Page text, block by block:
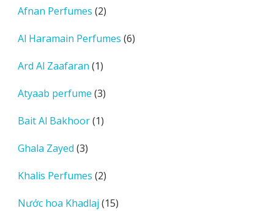
Afnan Perfumes 22
phẩm
Al Haramain Perfumes 66
Ard Al Zaafaran 11
phẩm
Atyaab perfume 33
phẩm
Bait Al Bakhoor 11
Ghala Zayed 33
phẩm
Khalis Perfumes 22
phẩm
Nước hoa Khadlaj 1515